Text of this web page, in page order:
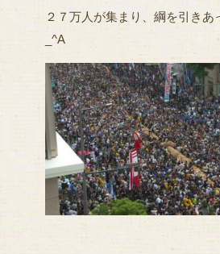
２７万人が集まり、綱を引きあ
_^A